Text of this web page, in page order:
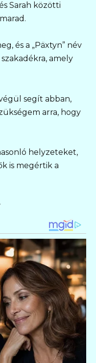
Sarah közötti
és a „Päxtyn” név
amely
segít abban,
arra, hogy
helyzeteket,
is megértik a